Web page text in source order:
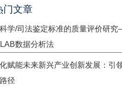
门文章
学/司法鉴定标准的质量评价研
数据分析法
赋能未来新兴产业创新发展：引
径